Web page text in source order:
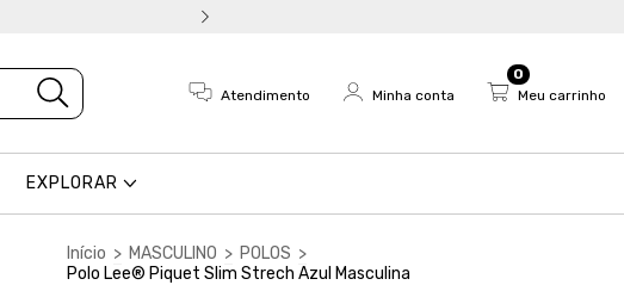
Atendimento Minha conta Meu carrinho
0
EXPLORAR
Início > MASCULINO > POLOS >
Polo Lee® Piquet Slim Strech Azul Masculina